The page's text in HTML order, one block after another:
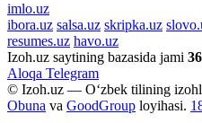
imlo.uz
ibora.uz salsa.uz skripka.uz
resumes.uz havo.uz
Izoh.uz saytining bazasida jami
Aloqa Telegram
© Izoh.uz — O‘zbek tilining
Obuna va GoodGroup loyihasi.